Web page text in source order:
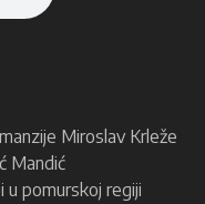
Miroslav Krleže
Mandić
u pomurskoj regiji